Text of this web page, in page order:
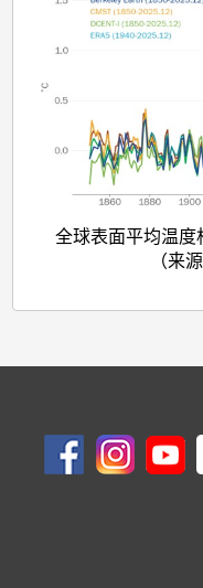
全球表面平均温度
（来源